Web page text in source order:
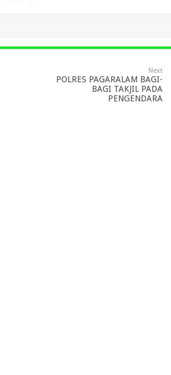
Next
POLRES PAGARALAM BAGI-
BAGI TAKJIL PADA
PENGENDARA